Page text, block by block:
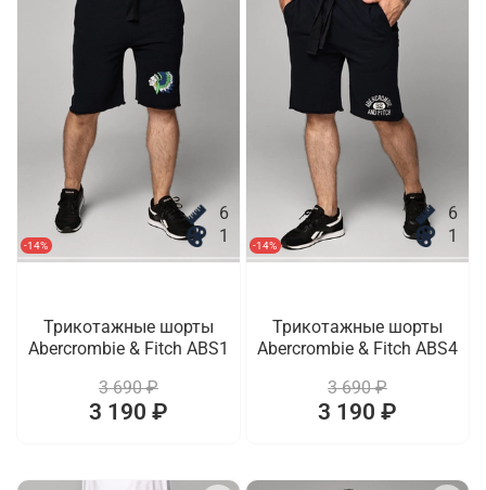
-14%
6
1
Трикотажные шорты
Abercrombie & Fitch ABS1
3 690 ₽
3 190 ₽
-14%
6
1
Трикотажные шорты
Abercrombie & Fitch ABS4
3 690 ₽
3 190 ₽